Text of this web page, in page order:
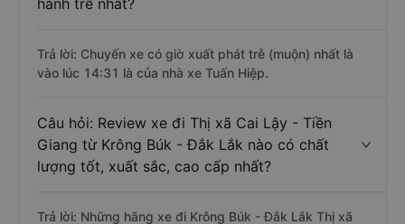
hành trễ nhất?
Trả lời: Chuyến xe có giờ xuất phát trễ (muộn) nhất là
vào lúc 14:31 là của nhà xe Tuấn Hiệp.
Câu hỏi: Review xe đi Thị xã Cai Lậy - Tiền
Giang từ Krông Búk - Đắk Lắk nào có chất
lượng tốt, xuất sắc, cao cấp nhất?
Trả lời: Những hãng xe đi Krông Búk - Đắk Lắk Thị xã